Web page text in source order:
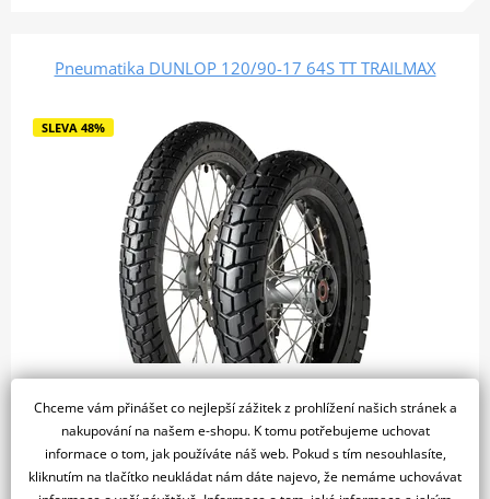
Pneumatika DUNLOP 120/90-17 64S TT TRAILMAX
SLEVA 48%
2 509 Kč Skladem u dodavatele
Do košíku
Porovnat
Chceme vám přinášet co nejlepší zážitek z prohlížení našich stránek a
nakupování na našem e-shopu. K tomu potřebujeme uchovat
informace o tom, jak používáte náš web. Pokud s tím nesouhlasíte,
kliknutím na tlačítko neukládat nám dáte najevo, že nemáme uchovávat